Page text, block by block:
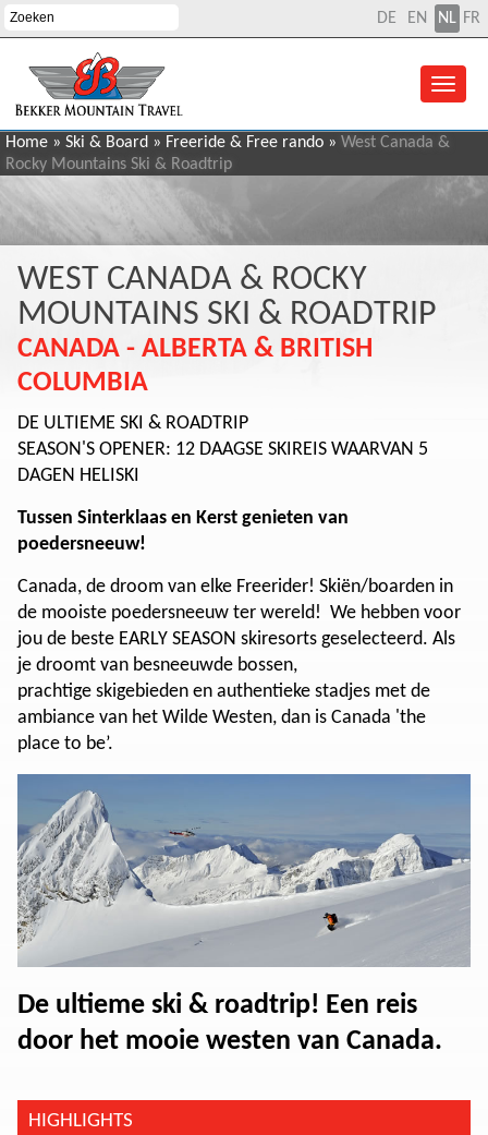
DE EN FR
NL
Home » Ski & Board » Freeride & Free rando » West Canada &
Rocky Mountains Ski & Roadtrip
WEST CANADA & ROCKY
MOUNTAINS SKI & ROADTRIP
CANADA - ALBERTA & BRITISH
COLUMBIA
DE ULTIEME SKI & ROADTRIP
SEASON'S OPENER: 12 DAAGSE SKIREIS WAARVAN 5
DAGEN HELISKI
Tussen Sinterklaas en Kerst genieten van
poedersneeuw!
Canada, de droom van elke Freerider! Skiën/boarden in
de mooiste poedersneeuw ter wereld! We hebben voor
jou de beste EARLY SEASON skiresorts geselecteerd. Als
je droomt van besneeuwde bossen,
prachtige skigebieden en authentieke stadjes met de
ambiance van het Wilde Westen, dan is Canada 'the
place to be’.
De ultieme ski & roadtrip! Een reis
door het mooie westen van Canada.
HIGHLIGHTS